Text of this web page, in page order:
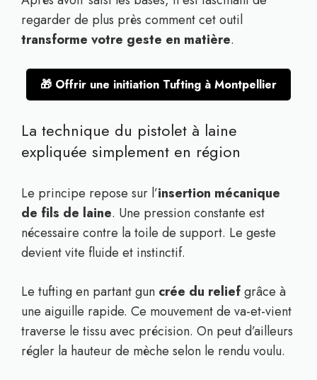
regarder de plus près comment cet outil
transforme votre geste en matière.
🎁 Offrir une initiation Tufting à Montpellier
La technique du pistolet à laine
expliquée simplement en région
Le principe repose sur l’insertion mécanique
de fils de laine. Une pression constante est
nécessaire contre la toile de support. Le geste
devient vite fluide et instinctif.
Le tufting en partant gun crée du reliefgrâce à
une aiguille rapide. Ce mouvement de va-et-vient
traverse le tissu avec précision. On peut d’ailleurs
régler la hauteur de mèche selon le rendu voulu.